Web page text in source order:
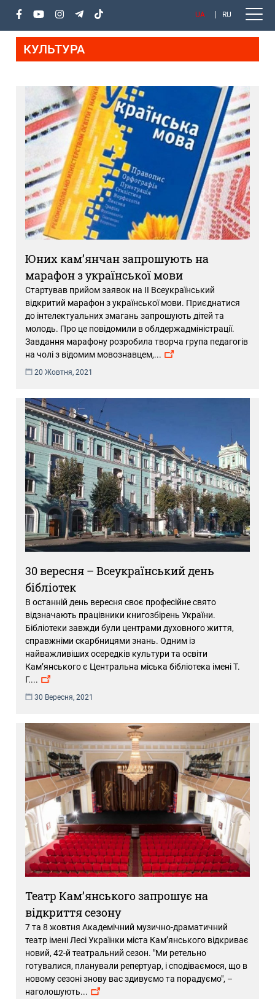
UA RU
КУЛЬТУРА
Юних кам’янчан запрошують на
марафон з української мови
Стартував прийом заявок на ІІ Всеукраїнський
відкритий марафон з української мови. Приєднатися
до інтелектуальних змагань запрошують дітей та
молодь. Про це повідомили в облдержадміністрації.
Завдання марафону розробила творча група педагогів
на чолі з відомим мовознавцем,...
20 Жовтня, 2021
30 вересня – Всеукраїнський день
бібліотек
В останній день вересня своє професійне свято
відзначають працівники книгозбірень України.
Бібліотеки завжди були центрами духовного життя,
справжніми скарбницями знань. Одним із
найважливіших осередків культури та освіти
Кам’янського є Центральна міська бібліотека імені Т.
Г....
30 Вересня, 2021
Театр Кам’янського запрошує на
відкриття сезону
7 та 8 жовтня Академічний музично-драматичний
театр імені Лесі Українки міста Кам’янського відкриває
новий, 42-й театральний сезон. "Ми ретельно
готувалися, планували репертуар, і сподіваємося, що в
новому сезоні знову вас здивуємо та порадуємо", –
наголошують...